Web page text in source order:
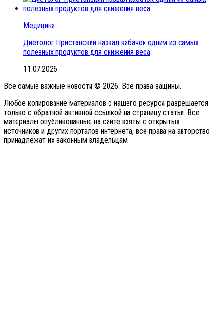
Медицина
Диетолог Пристанский назвал кабачок одним из самых
полезных продуктов для снижения веса
11.07.2026
Все самые важные новости © 2026. Все права защины.
Любое копирование материалов с нашего ресурса разрешается
только с обратной активной ссылкой на страницу статьи. Все
материалы опубликованные на сайте взяты с открытых
источников и других порталов интернета, все права на авторство
принадлежат их законным владельцам.